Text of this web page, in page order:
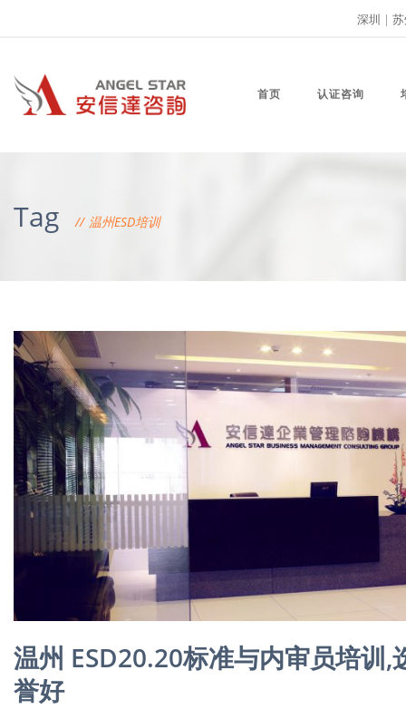
深圳 |
首页 认证咨询
Tag 温州ESD培训
温州 ESD20.20标准与内审员培训
誉好